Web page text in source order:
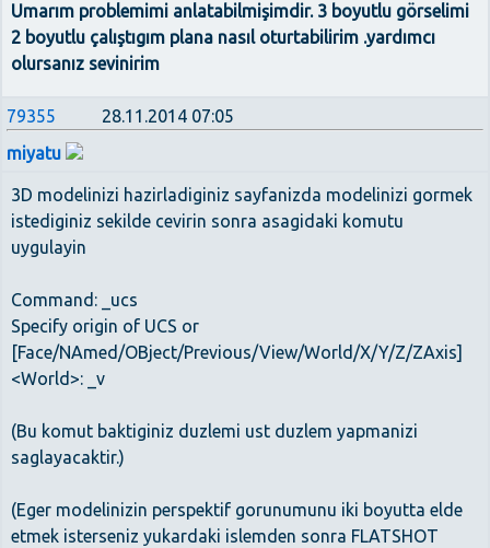
Umarım problemimi anlatabilmişimdir. 3 boyutlu görselimi
2 boyutlu çalıştıgım plana nasıl oturtabilirim .yardımcı
olursanız sevinirim
79355
28.11.2014 07:05
miyatu
3D modelinizi hazirladiginiz sayfanizda modelinizi gormek
istediginiz sekilde cevirin sonra asagidaki komutu
uygulayin
Command: _ucs
Specify origin of UCS or
[Face/NAmed/OBject/Previous/View/World/X/Y/Z/ZAxis]
<World>: _v
(Bu komut baktiginiz duzlemi ust duzlem yapmanizi
saglayacaktir.)
(Eger modelinizin perspektif gorunumunu iki boyutta elde
etmek isterseniz yukardaki islemden sonra FLATSHOT